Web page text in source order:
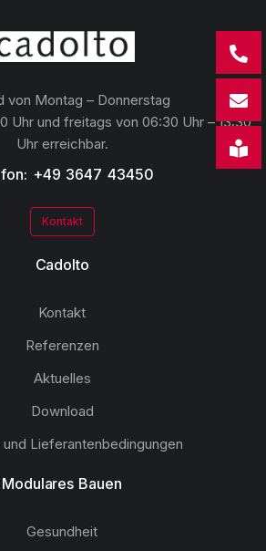
von Montag – Donnerstag
Uhr und freitags von 06:30 Uhr – 13:30
Uhr erreichbar.
+49 3647 43450
Kontakt
Cadolto
Kontakt
Referenzen
Aktuelles
Download
Lieferantenbedingungen
Modulares Bauen
Gesundheit